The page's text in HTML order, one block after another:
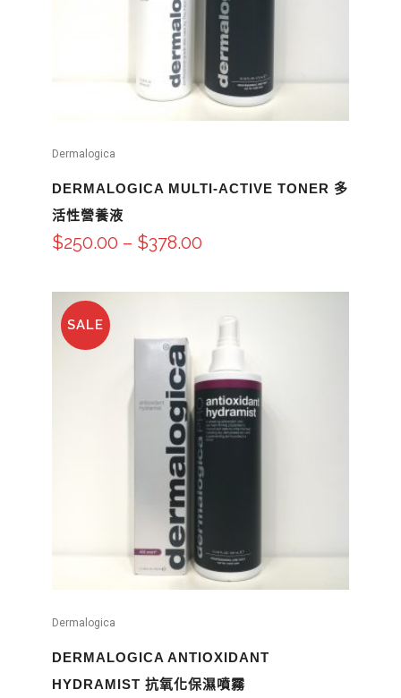
Dermalogica
DERMALOGICA MULTI-ACTIVE TONER 多
活性營養液
$250.00 – $378.00
SALE
Dermalogica
DERMALOGICA ANTIOXIDANT
HYDRAMIST 抗氧化保濕噴霧